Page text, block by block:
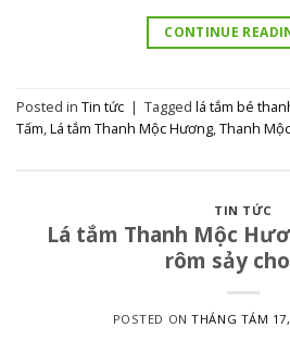
CONTINUE
Posted in Tin tức | Tagged lá tắm bé
Tấm,Lá tắm Thanh Mộc Hương,Thanh
TIN TỨC
Lá tắm Thanh Mộc
rôm sảy
POSTED ONTHÁNG TÁM